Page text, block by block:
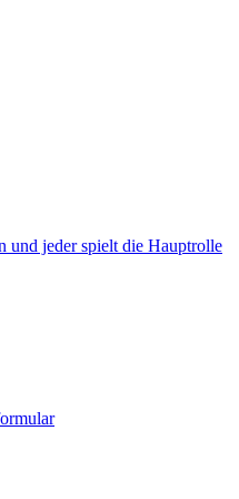
jeder spielt die Hauptrolle